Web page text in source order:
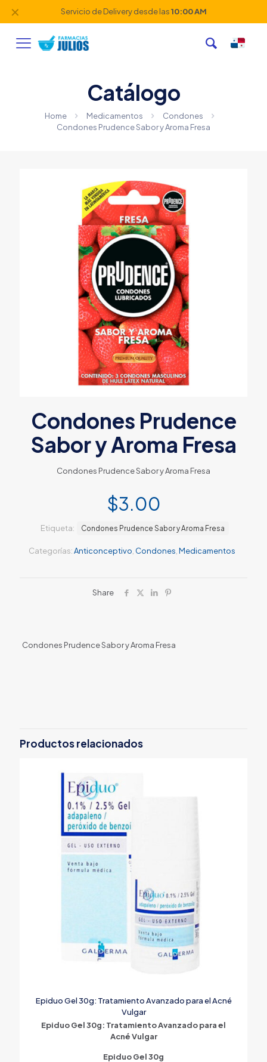
Servicio de Delivery desde las10:00 AM
✕
Catálogo
Home Medicamentos
Condones
Condones Prudence Sabor y Aroma Fresa
Condones Prudence
Sabor y Aroma Fresa
Condones Prudence Sabor y Aroma Fresa
$3.00
Categorías:Anticonceptivo Condones Medicamentos
Etiqueta: Condones Prudence Sabor y Aroma Fresa
Share
Condones Prudence Sabor y Aroma Fresa
Productos relacionados
Epiduo Gel 30g: Tratamiento Avanzado para el Acné
Vulgar
Epiduo Gel 30g: Tratamiento Avanzado para el
Acné Vulgar
Epiduo Gel 30g